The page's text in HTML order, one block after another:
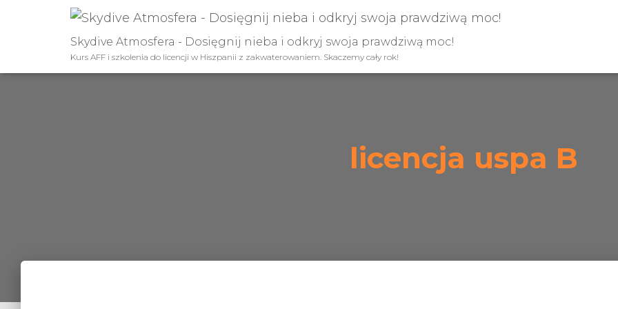
Skydive Atmosfera - Dosięgnij nieba i odkryj swoja prawdziwą moc!
Kurs AFF i szkolenia do licencji w Hiszpanii z zakwaterowaniem. Skaczemy cały rok!
licencja uspa B